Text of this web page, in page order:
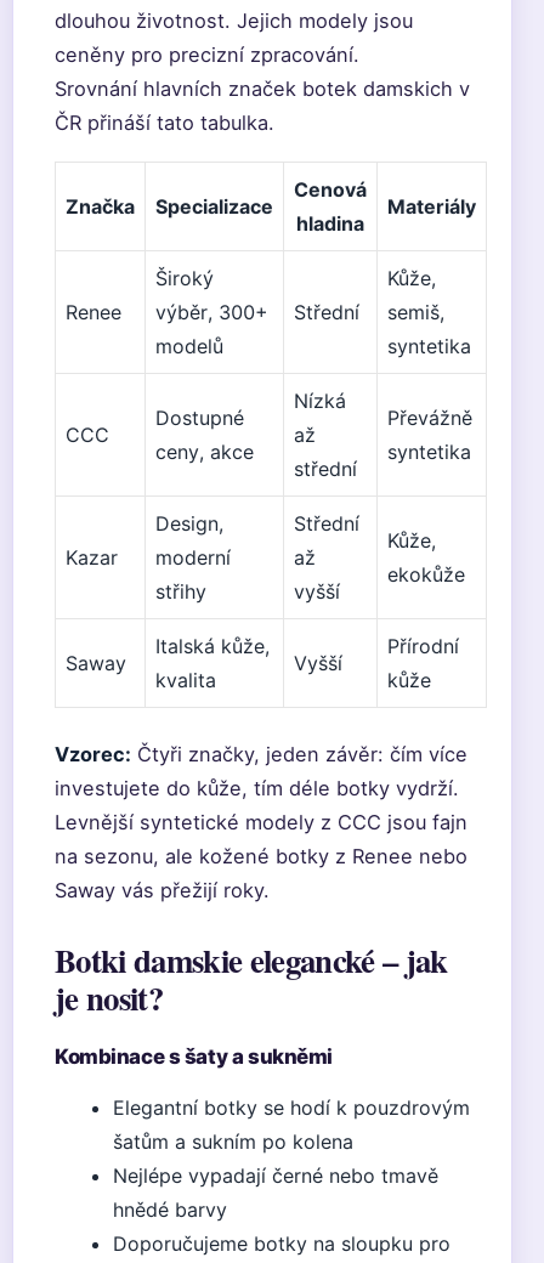
dlouhou životnost. Jejich modely jsou
ceněny pro precizní zpracování.
Srovnání hlavních značek botek damskich v
ČR přináší tato tabulka.
Značka Specializace
Cenová
hladina
Materiály
Renee
Široký
výběr, 300+
modelů
Střední
Kůže,
semiš,
syntetika
CCC
Dostupné
ceny, akce
Nízká
až
střední
Převážně
syntetika
Kazar
Design,
moderní
střihy
Střední
až
vyšší
Kůže,
ekokůže
Saway
Italská kůže,
kvalita
Vyšší
Přírodní
kůže
Vzorec: Čtyři značky, jeden závěr: čím více
investujete do kůže, tím déle botky vydrží.
Levnější syntetické modely z CCC jsou fajn
na sezonu, ale kožené botky z Renee nebo
Saway vás přežijí roky.
Botki damskie elegancké – jak
je nosit?
Kombinace s šaty a sukněmi
Elegantní botky se hodí k pouzdrovým
šatům a sukním po kolena
Nejlépe vypadají černé nebo tmavě
hnědé barvy
Doporučujeme botky na sloupku pro